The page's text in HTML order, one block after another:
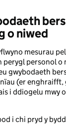
o niwed
mesurau
perygl personol
gwybodaeth
(er
i ddiogelu mwy
i chi pryd y